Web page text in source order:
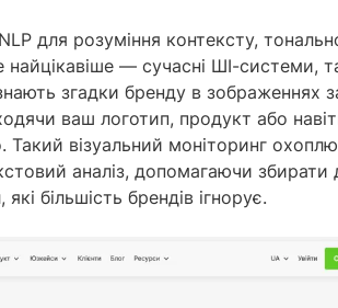
для розуміння контексту,
— сучасні ШІ-системи,
згадки бренду в зображеннях
ваш логотип, продукт або
Такий візуальний моніторинг
аналіз, допомагаючи збирати
більшість брендів ігнорує.